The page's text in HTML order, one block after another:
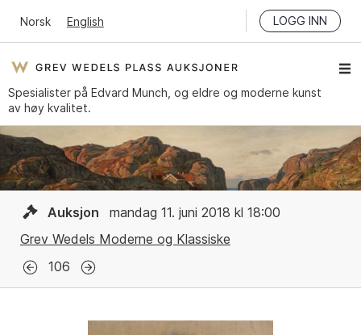
Norsk English LOGG INN
Spesialister på Edvard Munch, og eldre og moderne kunst
av høy kvalitet.
Auksjon
mandag 11. juni 2018 kl 18:00
Grev Wedels Moderne og Klassiske
106